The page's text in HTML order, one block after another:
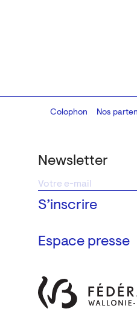
Newsletter
Espace presse
Colophon
Design:MarcelNos